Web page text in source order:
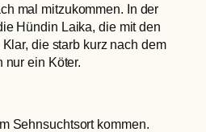
mal mitzukommen. In der
Hündin Laika, die mit den
die starb kurz nach dem
nur ein Köter.
Sehnsuchtsort kommen.